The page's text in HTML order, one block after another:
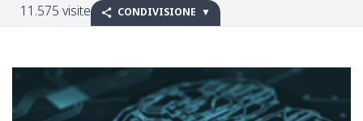
11.575 visite CONDIVISIONE